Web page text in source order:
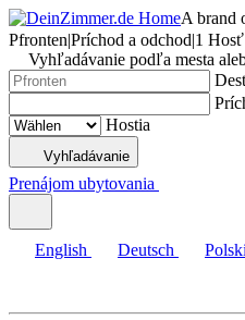
A brand
Pfronten|Príchod a odchod|1 Hosť
Vyhľadávanie podľa mesta
Hostia
Vyhľadávanie
Prenájom ubytovania
English Deutsch Polski